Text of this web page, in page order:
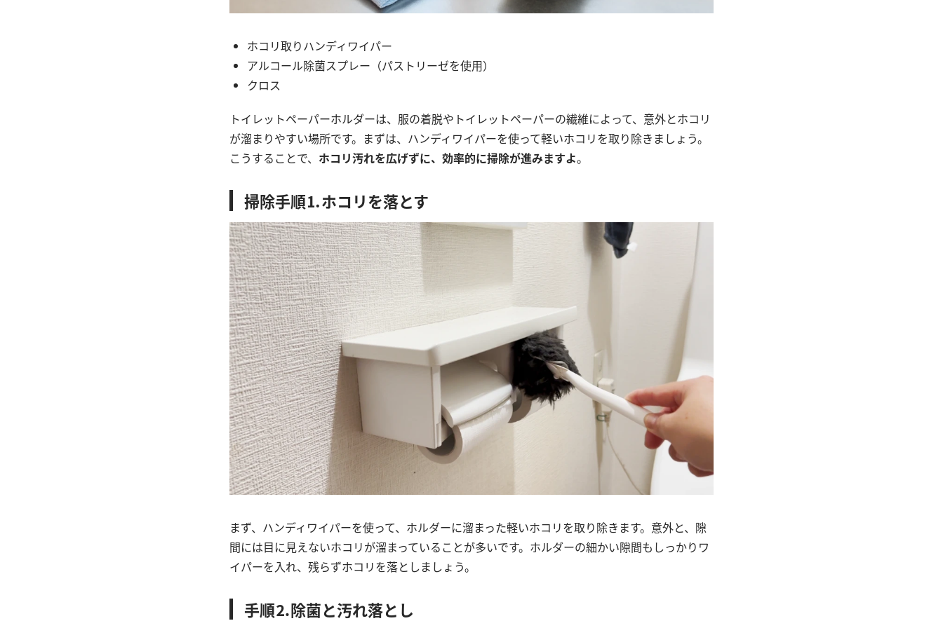
ホコリ取りハンディワイパー
アルコール除菌スプレー（パストリーゼを使用）
クロス
トイレットペーパーホルダーは、服の着脱やトイレットペーパーの繊維によって、意外とホコリ
が溜まりやすい場所です。まずは、ハンディワイパーを使って軽いホコリを取り除きましょう。
こうすることで、 ホコリ汚れを広げずに、効率的に掃除が進みますよ。
掃除手順⒈ホコリを落とす
まず、ハンディワイパーを使って、ホルダーに溜まった軽いホコリを取り除きます。意外と、隙
間には目に見えないホコリが溜まっていることが多いです。ホルダーの細かい隙間もしっかりワ
イパーを入れ、残らずホコリを落としましょう。
手順⒉除菌と汚れ落とし